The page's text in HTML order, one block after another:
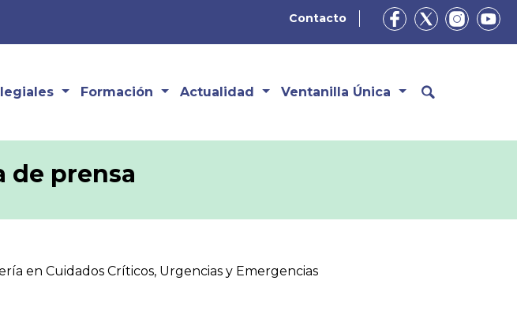
Contacto
Formación Actualidad Ventanilla Única
de prensa
en Cuidados Críticos, Urgencias y Emergencias